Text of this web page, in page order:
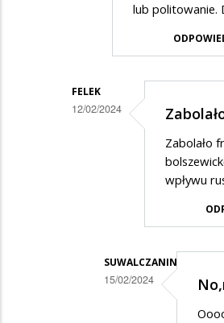
lub politowanie.
FELEK
12/02/2024
odpowiedzi
Zabolało
wpływu
SUWALCZANIN
15/02/2024